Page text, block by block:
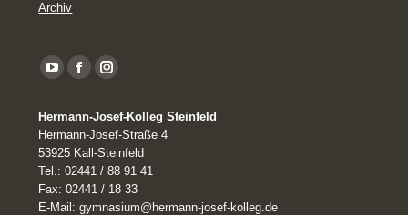
Archiv
YouTube
opens
in
new
window
FacebookInstagram
Hermann-Josef-Kolleg Steinfeld
Hermann-Josef-Straße 4
53925 Kall-Steinfeld
Tel.: 02441 / 88 91 41
Fax: 02441 / 18 33
E-Mail: gymnasium@hermann-josef-kolleg.de